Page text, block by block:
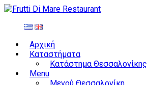
Αρχική
Καταστήματα
Κατάστημα Θεσσαλονίκης
Menu